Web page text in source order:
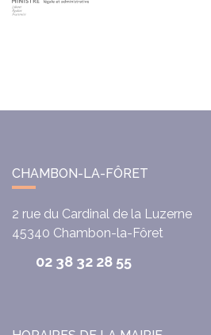
CHAMBON-LA-FÔRET
2 rue du Cardinal de la Luzerne
45340 Chambon-la-Fôret
02 38 32 28 55